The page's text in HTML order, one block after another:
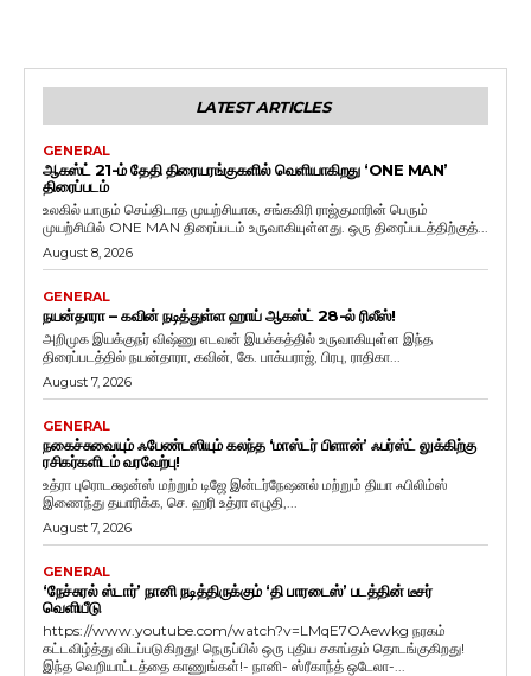
LATEST ARTICLES
GENERAL
ஆகஸ்ட் 21-ம் தேதி திரையரங்குகளில் வெளியாகிறது ‘ONE MAN’
திரைப்படம்
உலகில் யாரும் செய்திடாத முயற்சியாக, சங்ககிரி ராஜ்குமாரின் பெரும்
முயற்சியில் ONE MAN திரைப்படம் உருவாகியுள்ளது. ஒரு திரைப்படத்திற்குத்...
August 8, 2026
GENERAL
நயன்தாரா – கவின் நடித்துள்ள ஹாய் ஆகஸ்ட் 28-ல் ரிலீஸ்!
அறிமுக இயக்குநர் விஷ்ணு எடவன் இயக்கத்தில் உருவாகியுள்ள இந்த
திரைப்படத்தில் நயன்தாரா, கவின், கே. பாக்யராஜ், பிரபு, ராதிகா...
August 7, 2026
GENERAL
நகைச்சுவையும் ஃபேண்டஸியும் கலந்த ‘மாஸ்டர் பிளான்’ ஃபர்ஸ்ட் லுக்கிற்கு
ரசிகர்களிடம் வரவேற்பு!
உத்ரா புரொடக்ஷன்ஸ் மற்றும் டிஜே இன்டர்நேஷனல் மற்றும் தியா ஃபிலிம்ஸ்
இணைந்து தயாரிக்க, செ. ஹரி உத்ரா எழுதி,...
August 7, 2026
GENERAL
‘நேச்சுரல் ஸ்டார்’ நானி நடித்திருக்கும் ‘தி பாரடைஸ்’ படத்தின் டீசர்
வெளியீடு
https://www.youtube.com/watch?v=LMqE7OAewkg நரகம்
கட்டவிழ்த்து விடப்படுகிறது! நெருப்பில் ஒரு புதிய சகாப்தம் தொடங்குகிறது!
இந்த வெறியாட்டத்தை காணுங்கள்!- நானி- ஸ்ரீகாந்த் ஒடேலா-...